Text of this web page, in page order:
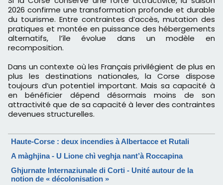
2026 confirme une transformation profonde et durable
du tourisme. Entre contraintes d’accès, mutation des
pratiques et montée en puissance des hébergements
alternatifs, l’île évolue dans un modèle en
recomposition.
Dans un contexte où les Français privilégient de plus en
plus les destinations nationales, la Corse dispose
toujours d’un potentiel important. Mais sa capacité à
en bénéficier dépend désormais moins de son
attractivité que de sa capacité à lever des contraintes
devenues structurelles.
Haute-Corse : deux incendies à Albertacce et Rutali
A màghjina - U Lione chì veghja nant’à Roccapina
Ghjurnate Internaziunale di Corti - Unité autour de la
notion de « décolonisation »